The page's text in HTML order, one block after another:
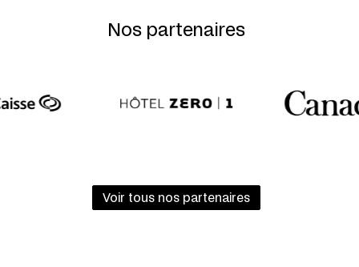
Nos partenaires
Voir tous nos partenaires